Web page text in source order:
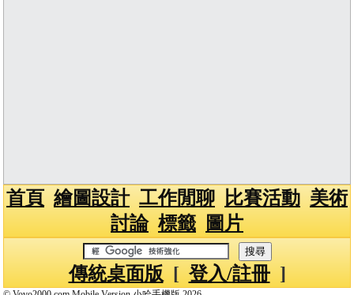
首頁 繪圖設計 工作閒聊 比賽活動 美術
討論 標籤 圖片
傳統桌面版[ 登入/註冊]